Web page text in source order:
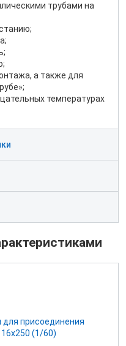
трубами на
а также для
температурах